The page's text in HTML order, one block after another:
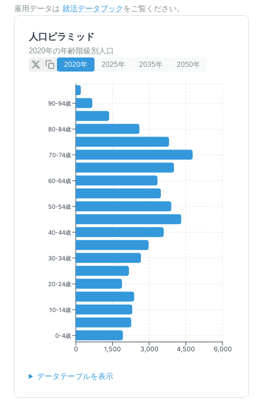
雇用データは 就活データブック をご覧ください。
人口ピラミッド
2020年の年齢階級別人口
2020年 2025年 2035年 2050年
0 1,500 3,000 4,500 6,000
90-94歳
80-84歳
70-74歳
60-64歳
50-54歳
40-44歳
30-34歳
20-24歳
10-14歳
0-4歳
データテーブルを表示